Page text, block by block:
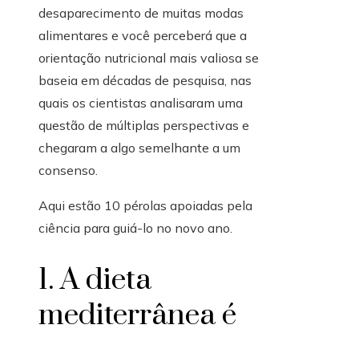
desaparecimento de muitas modas
alimentares e você perceberá que a
orientação nutricional mais valiosa se
baseia em décadas de pesquisa, nas
quais os cientistas analisaram uma
questão de múltiplas perspectivas e
chegaram a algo semelhante a um
consenso.
Aqui estão 10 pérolas apoiadas pela
ciência para guiá-lo no novo ano.
1. A dieta
mediterrânea é